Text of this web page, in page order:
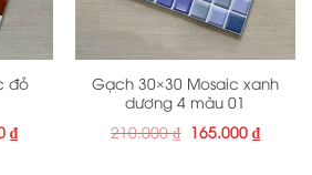
đỏ
₫Giá
hiện
Gạch 30×30 Mosaic xanh
dương 4 màu 01
210.000₫ Giá
gốc
165.000 ₫Giá
hiện